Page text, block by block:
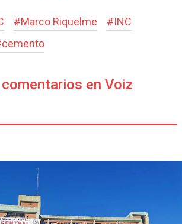
#Marco Riquelme #INC
cemento
en Voiz